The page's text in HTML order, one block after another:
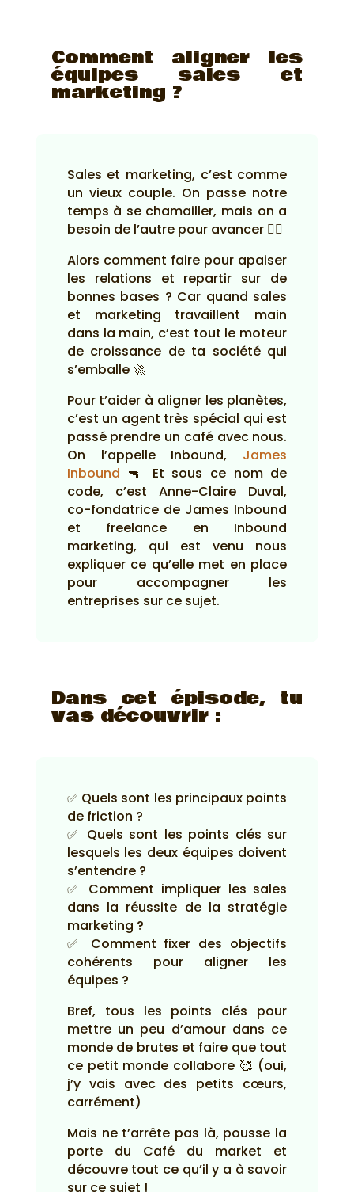
Comment aligner les
équipes sales et
marketing ?
Sales et marketing, c’est comme
un vieux couple. On passe notre
temps à se chamailler, mais on a
besoin de l’autre pour avancer 🤷‍♂️
Alors comment faire pour apaiser
les relations et repartir sur de
bonnes bases ? Car quand sales
et marketing travaillent main
dans la main, c’est tout le moteur
de croissance de ta société qui
s’emballe 🚀
Pour t’aider à aligner les planètes,
c’est un agent très spécial qui est
passé prendre un café avec nous.
On l’appelle Inbound, James
Inbound 🔫 Et sous ce nom de
code, c’est Anne-Claire Duval,
co-fondatrice de James Inbound
et freelance en Inbound
marketing, qui est venu nous
expliquer ce qu’elle met en place
pour accompagner les
entreprises sur ce sujet.
Dans cet épisode, tu
vas découvrir :
✅ Quels sont les principaux points
de friction ?
✅ Quels sont les points clés sur
lesquels les deux équipes doivent
s’entendre ?
✅ Comment impliquer les sales
dans la réussite de la stratégie
marketing ?
✅ Comment fixer des objectifs
cohérents pour aligner les
équipes ?
Bref, tous les points clés pour
mettre un peu d’amour dans ce
monde de brutes et faire que tout
ce petit monde collabore 🥰 (oui,
j’y vais avec des petits cœurs,
carrément)
Mais ne t’arrête pas là, pousse la
porte du Café du market et
découvre tout ce qu’il y a à savoir
sur ce sujet !